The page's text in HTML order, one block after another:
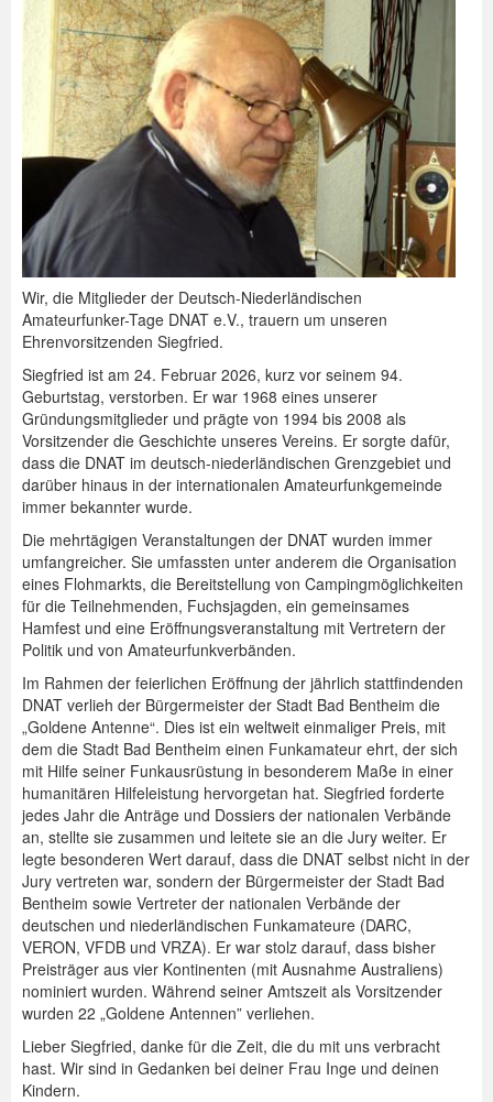
Wir, die Mitglieder der Deutsch-Niederländischen
Amateurfunker-Tage DNAT e.V., trauern um unseren
Ehrenvorsitzenden Siegfried.
Siegfried ist am 24. Februar 2026, kurz vor seinem 94.
Geburtstag, verstorben. Er war 1968 eines unserer
Gründungsmitglieder und prägte von 1994 bis 2008 als
Vorsitzender die Geschichte unseres Vereins. Er sorgte dafür,
dass die DNAT im deutsch-niederländischen Grenzgebiet und
darüber hinaus in der internationalen Amateurfunkgemeinde
immer bekannter wurde.
Die mehrtägigen Veranstaltungen der DNAT wurden immer
umfangreicher. Sie umfassten unter anderem die Organisation
eines Flohmarkts, die Bereitstellung von Campingmöglichkeiten
für die Teilnehmenden, Fuchsjagden, ein gemeinsames
Hamfest und eine Eröffnungsveranstaltung mit Vertretern der
Politik und von Amateurfunkverbänden.
Im Rahmen der feierlichen Eröffnung der jährlich stattfindenden
DNAT verlieh der Bürgermeister der Stadt Bad Bentheim die
„Goldene Antenne“. Dies ist ein weltweit einmaliger Preis, mit
dem die Stadt Bad Bentheim einen Funkamateur ehrt, der sich
mit Hilfe seiner Funkausrüstung in besonderem Maße in einer
humanitären Hilfeleistung hervorgetan hat. Siegfried forderte
jedes Jahr die Anträge und Dossiers der nationalen Verbände
an, stellte sie zusammen und leitete sie an die Jury weiter. Er
legte besonderen Wert darauf, dass die DNAT selbst nicht in der
Jury vertreten war, sondern der Bürgermeister der Stadt Bad
Bentheim sowie Vertreter der nationalen Verbände der
deutschen und niederländischen Funkamateure (DARC,
VERON, VFDB und VRZA). Er war stolz darauf, dass bisher
Preisträger aus vier Kontinenten (mit Ausnahme Australiens)
nominiert wurden. Während seiner Amtszeit als Vorsitzender
wurden 22 „Goldene Antennen” verliehen.
Lieber Siegfried, danke für die Zeit, die du mit uns verbracht
hast. Wir sind in Gedanken bei deiner Frau Inge und deinen
Kindern.